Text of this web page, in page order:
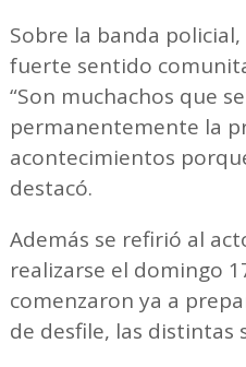
Sobre la banda
fuerte sentido
“Son muchachos que
permanentemente la
acontecimientos
destacó.
Además se refirió al
realizarse el domingo
comenzaron ya a
de desfile, las distintas